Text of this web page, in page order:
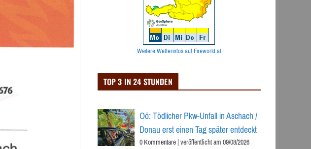
Weitere Wetterinfos auf Fireworld.at
TOP 3 IN 24 STUNDEN
Oö: Tödlicher Pkw-Unfall in Aschach /
Donau erst einen Tag später entdeckt
0 Kommentare|veröffentlicht am 09/08/2026